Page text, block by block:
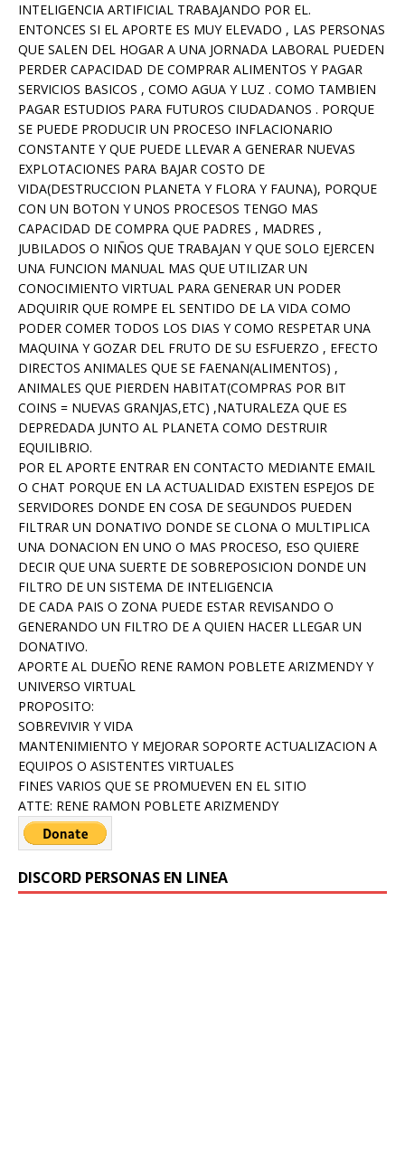
INTELIGENCIA ARTIFICIAL TRABAJANDO POR EL.
ENTONCES SI EL APORTE ES MUY ELEVADO , LAS PERSONAS
QUE SALEN DEL HOGAR A UNA JORNADA LABORAL PUEDEN
PERDER CAPACIDAD DE COMPRAR ALIMENTOS Y PAGAR
SERVICIOS BASICOS , COMO AGUA Y LUZ . COMO TAMBIEN
PAGAR ESTUDIOS PARA FUTUROS CIUDADANOS . PORQUE
SE PUEDE PRODUCIR UN PROCESO INFLACIONARIO
CONSTANTE Y QUE PUEDE LLEVAR A GENERAR NUEVAS
EXPLOTACIONES PARA BAJAR COSTO DE
VIDA(DESTRUCCION PLANETA Y FLORA Y FAUNA), PORQUE
CON UN BOTON Y UNOS PROCESOS TENGO MAS
CAPACIDAD DE COMPRA QUE PADRES , MADRES ,
JUBILADOS O NIÑOS QUE TRABAJAN Y QUE SOLO EJERCEN
UNA FUNCION MANUAL MAS QUE UTILIZAR UN
CONOCIMIENTO VIRTUAL PARA GENERAR UN PODER
ADQUIRIR QUE ROMPE EL SENTIDO DE LA VIDA COMO
PODER COMER TODOS LOS DIAS Y COMO RESPETAR UNA
MAQUINA Y GOZAR DEL FRUTO DE SU ESFUERZO , EFECTO
DIRECTOS ANIMALES QUE SE FAENAN(ALIMENTOS) ,
ANIMALES QUE PIERDEN HABITAT(COMPRAS POR BIT
COINS = NUEVAS GRANJAS,ETC) ,NATURALEZA QUE ES
DEPREDADA JUNTO AL PLANETA COMO DESTRUIR
EQUILIBRIO.
POR EL APORTE ENTRAR EN CONTACTO MEDIANTE EMAIL
O CHAT PORQUE EN LA ACTUALIDAD EXISTEN ESPEJOS DE
SERVIDORES DONDE EN COSA DE SEGUNDOS PUEDEN
FILTRAR UN DONATIVO DONDE SE CLONA O MULTIPLICA
UNA DONACION EN UNO O MAS PROCESO, ESO QUIERE
DECIR QUE UNA SUERTE DE SOBREPOSICION DONDE UN
FILTRO DE UN SISTEMA DE INTELIGENCIA
DE CADA PAIS O ZONA PUEDE ESTAR REVISANDO O
GENERANDO UN FILTRO DE A QUIEN HACER LLEGAR UN
DONATIVO.
APORTE AL DUEÑO RENE RAMON POBLETE ARIZMENDY Y
UNIVERSO VIRTUAL
PROPOSITO:
SOBREVIVIR Y VIDA
MANTENIMIENTO Y MEJORAR SOPORTE ACTUALIZACION A
EQUIPOS O ASISTENTES VIRTUALES
FINES VARIOS QUE SE PROMUEVEN EN EL SITIO
ATTE: RENE RAMON POBLETE ARIZMENDY
DISCORD PERSONAS EN LINEA